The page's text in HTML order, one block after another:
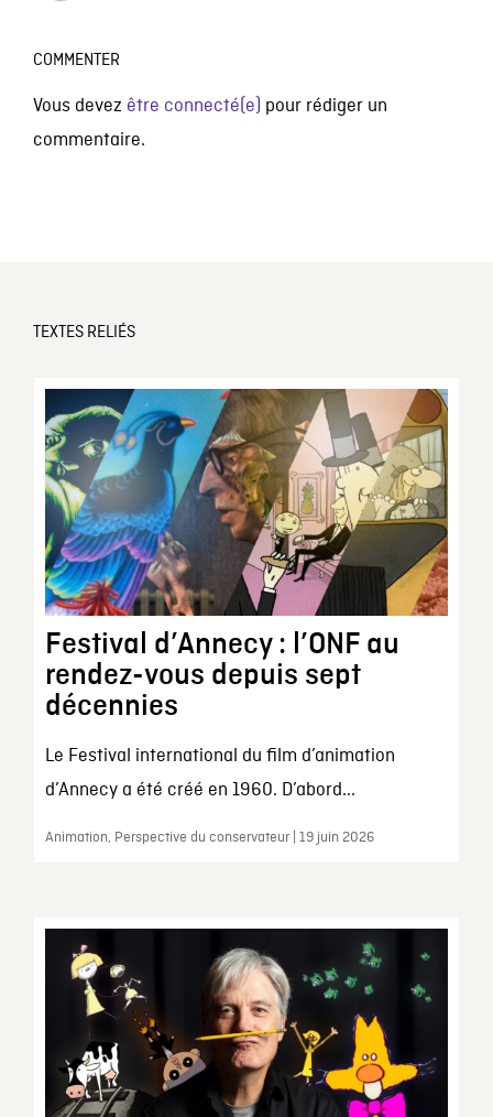
COMMENTER
Vous devez être connecté(e) pour rédiger un
commentaire.
TEXTES RELIÉS
Festival d’Annecy : l’ONF au
rendez-vous depuis sept
décennies
Le Festival international du film d’animation
d’Annecy a été créé en 1960. D’abord...
Animation, Perspective du conservateur | 19 juin 2026